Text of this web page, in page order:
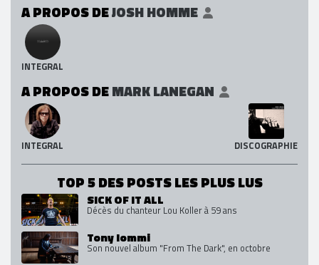
A PROPOS DEJOSH HOMME
INTEGRAL
A PROPOS DEMARK LANEGAN
INTEGRAL DISCOGRAPHIE
TOP 5 DES POSTS LES PLUS LUS
SICK OF IT ALL
Décès du chanteur Lou Koller à 59 ans
Tony Iommi
Son nouvel album "From The Dark", en octobre